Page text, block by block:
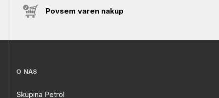
Povsem varen nakup
O NAS
Skupina Petrol